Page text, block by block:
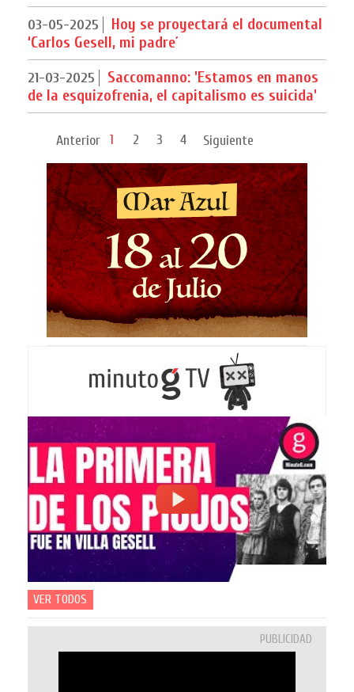
03-05-2025
Hoy se proyectará el documental
‘Carlos Gesell, mi padre´
21-03-2025
Saccomanno: 'Estamos en manos
de la esquizofrenia, el capitalismo es suicida'
Anterior 1 2 3 4 Siguiente
VER TODOS
PUBLICIDAD